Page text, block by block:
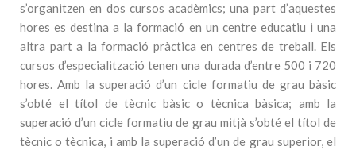
s’organitzen en dos cursos acadèmics; una part d’aquestes
hores es destina a la formació en un centre educatiu i una
altra part a la formació pràctica en centres de treball. Els
cursos d’especialització tenen una durada d’entre 500 i 720
hores. Amb la superació d’un cicle formatiu de grau bàsic
s’obté el títol de tècnic bàsic o tècnica bàsica; amb la
superació d’un cicle formatiu de grau mitjà s’obté el títol de
tècnic o tècnica, i amb la superació d’un de grau superior, el